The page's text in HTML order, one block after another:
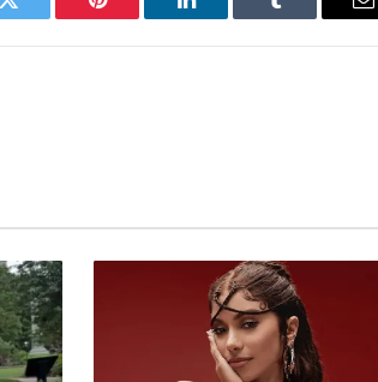
Twitter Pinterest LinkedIn Tumblr